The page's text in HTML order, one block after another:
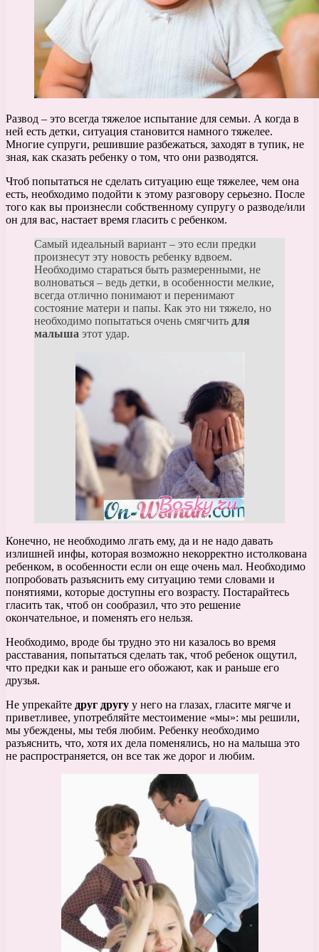
Развод – это всегда тяжелое испытание для семьи. А когда в
ней есть детки, ситуация становится намного тяжелее.
Многие супруги, решившие разбежаться, заходят в тупик, не
зная, как сказать ребенку о том, что они разводятся.
Чтоб попытаться не сделать ситуацию еще тяжелее, чем она
есть, необходимо подойти к этому разговору серьезно. После
того как вы произнесли собственному супругу о разводе/или
он для вас, настает время гласить с ребенком.
Самый идеальный вариант – это если предки
произнесут эту новость ребенку вдвоем.
Необходимо стараться быть размеренными, не
волноваться – ведь детки, в особенности мелкие,
всегда отлично понимают и перенимают
состояние матери и папы. Как это ни тяжело, но
необходимо попытаться очень смягчить для
малыша этот удар.
Конечно, не необходимо лгать ему, да и не надо давать
излишней инфы, которая возможно некорректно истолкована
ребенком, в особенности если он еще очень мал. Необходимо
попробовать разъяснить ему ситуацию теми словами и
понятиями, которые доступны его возрасту. Постарайтесь
гласить так, чтоб он сообразил, что это решение
окончательное, и поменять его нельзя.
Необходимо, вроде бы трудно это ни казалось во время
расставания, попытаться сделать так, чтоб ребенок ощутил,
что предки как и раньше его обожают, как и раньше его
друзья.
Не упрекайте друг другу у него на глазах, гласите мягче и
приветливее, употребляйте местоимение «мы»: мы решили,
мы убеждены, мы тебя любим. Ребенку необходимо
разъяснить, что, хотя их дела поменялись, но на малыша это
не распространяется, он все так же дорог и любим.